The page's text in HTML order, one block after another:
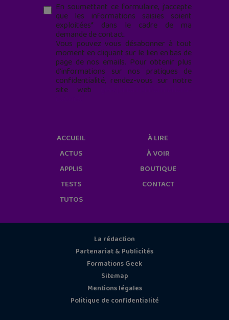
En soumettant ce formulaire, j’accepte
que les informations saisies soient
exploitées* dans le cadre de ma
demande de contact.
Vous pouvez vous désabonner à tout
moment en cliquant sur le lien en bas de
page de nos emails. Pour obtenir plus
d'informations sur nos pratiques de
confidentialité, rendez-vous sur notre
site web
ACCUEIL
ACTUS
APPLIS
TESTS
TUTOS
À LIRE
À VOIR
BOUTIQUE
CONTACT
La rédaction
Partenariat & Publicités
Formations Geek
Sitemap
Mentions légales
Politique de confidentialité